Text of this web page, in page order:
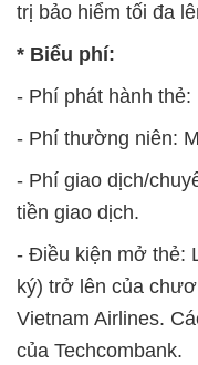
trị bảo hiểm tối đa
* Biểu phí:
- Phí phát hành thẻ:
- Phí thường niên:
- Phí giao dịch/
tiền giao dịch.
- Điều kiện mở thẻ:
ký) trở lên của
Vietnam Airlines.
của Techcombank.